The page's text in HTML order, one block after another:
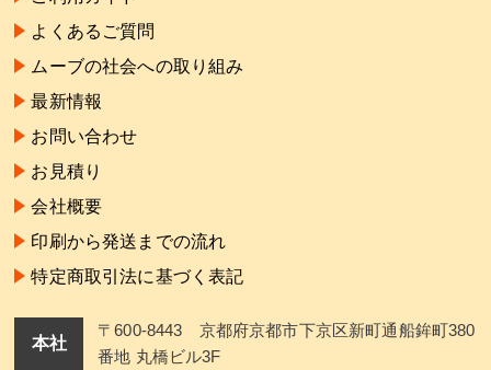
よくあるご質問
ムーブの社会への取り組み
最新情報
お問い合わせ
お見積り
会社概要
印刷から発送までの流れ
特定商取引法に基づく表記
本社
〒600-8443 京都府京都市下京区新町通船鉾町380
番地 丸橋ビル3F